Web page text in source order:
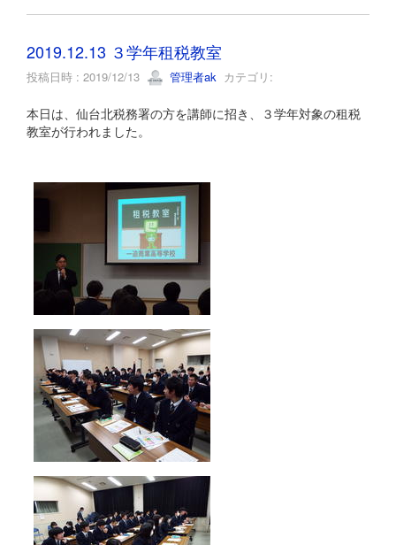
2019.12.13 ３学年租税教室
投稿日時 : 2019/12/13 管理者ak カテゴリ:
本日は、仙台北税務署の方を講師に招き、３学年対象の租税
教室が行われました。